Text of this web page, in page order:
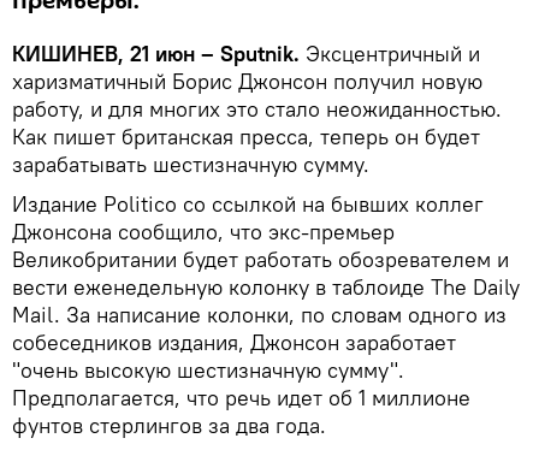
КИШИНЕВ, 21 июн – Sputnik. Эксцентричный и
харизматичный Борис Джонсон получил новую
работу, и для многих это стало неожиданностью.
Как пишет британская пресса, теперь он будет
зарабатывать шестизначную сумму.
Издание Politico со ссылкой на бывших коллег
Джонсона сообщило, что экс-премьер
Великобритании будет работать обозревателем и
вести еженедельную колонку в таблоиде The Daily
Mail. За написание колонки, по словам одного из
собеседников издания, Джонсон заработает
"очень высокую шестизначную сумму".
Предполагается, что речь идет об 1 миллионе
фунтов стерлингов за два года.